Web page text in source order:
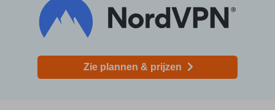
Zie plannen & prijzen